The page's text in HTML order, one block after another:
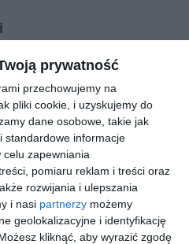
prywatność
przechowujemy na
pliki cookie, i uzyskujemy do
dane osobowe, takie jak
standardowe informacje
celu zapewniania
pomiaru reklam i treści oraz
rozwijania i ulepszania
i nasi partnerzy możemy
geolokalizacyjne i identyfikację
kliknąć, aby wyrazić zgodę
RAY BAN
3224 ICON
559 ,
przejdź do
sklepu
UNOFFICIA
L 0UJ3008
139,
sklepu